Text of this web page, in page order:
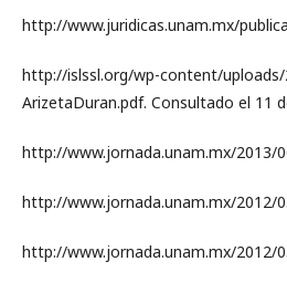
http://www.juridicas.unam.mx/
http://islssl.org/wp-content/uploads/
ArizetaDuran.pdf. Consultado el 11
http://www.jornada.unam.mx/2013/
http://www.jornada.unam.mx/2012/
http://www.jornada.unam.mx/2012/